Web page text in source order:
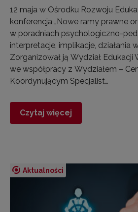
12 maja w Ośrodku Rozwoju
konferencja „Nowe ramy prawne
w poradniach psychologiczno-
interpretacje, implikacje, działania
Zorganizował ją Wydział Edukacji
we współpracy z Wydziałem –
Koordynującym Specjalist…
Czytaj więcej
Aktualności